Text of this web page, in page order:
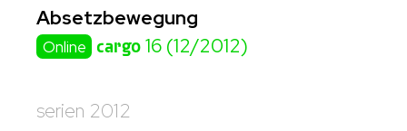
Absetzbewegung
Online cargo 16 (12/2012)
serien 2012